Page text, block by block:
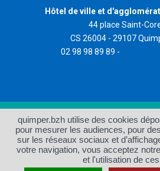
Hôtel de ville et
44 place Saint-
CS 26004 - 29107
02 98 98 89 89 -
Accueil
Protection des données et
gestion des cookies
Mentions légales et crédits
quimper.bzh utilise des cookies
pour mesurer les audiences, pour
sur les réseaux sociaux et
votre navigation, vous acceptez
et l'utilisation de